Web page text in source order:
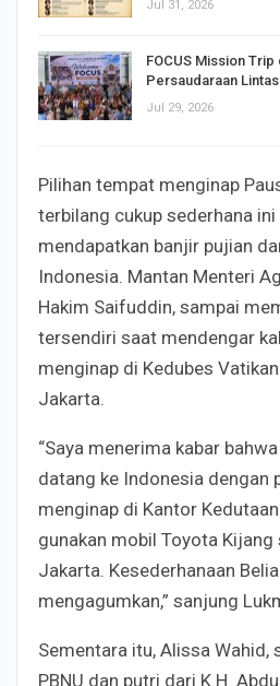
Jul 31, 2026
FOCUS Mission
Persaudaraan
Jul 29, 2026
Pilihan tempat menginap
terbilang cukup sederhana
mendapatkan banjir pujian
Indonesia. Mantan Menteri
Hakim Saifuddin, sampai
tersendiri saat mendengar
menginap di Kedubes
Jakarta.
“Saya menerima kabar
datang ke Indonesia dengan
menginap di Kantor
gunakan mobil Toyota Kijang
Jakarta. Kesederhanaan
mengagumkan,” sanjung
Sementara itu, Alissa Wahid,
PBNU dan putri dari K.H.